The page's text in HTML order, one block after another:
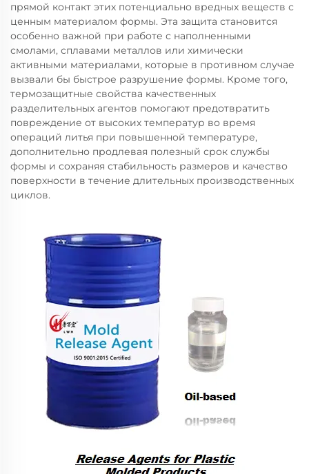
прямой контакт этих потенциально вредных веществ с
ценным материалом формы. Эта защита становится
особенно важной при работе с наполненными
смолами, сплавами металлов или химически
активными материалами, которые в противном случае
вызвали бы быстрое разрушение формы. Кроме того,
термозащитные свойства качественных
разделительных агентов помогают предотвратить
повреждение от высоких температур во время
операций литья при повышенной температуре,
дополнительно продлевая полезный срок службы
формы и сохраняя стабильность размеров и качество
поверхности в течение длительных производственных
циклов.